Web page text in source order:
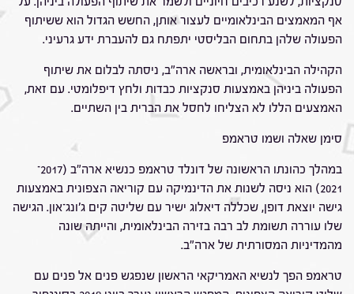
אף המאמצים הבינלאומיים לעצור אותן, החשש הגדול הוא ששיתוף
הפעולה שלהן בתחום הבליסטי יתפתח גם להעברת ידע גרעיני.
הקהילה הבינלאומית, ובראשה ארה"ב, ניסתה לבלום את שיתוף
הפעולה ביניהן באמצעות סנקציות כבדות ולחץ דיפלומטי. עם זאת,
האמצעים הללו לא הצליחו לחסל את הברית בין השתיים.
סימן שאלה ושמו טראמפ
במהלך כהונתו הראשונה של דונלד טראמפ כנשיא ארה"ב (2017־
2021) הוא ניסה לשנות את הדינמיקה עם קוריאה הצפונית באמצעות
גישה יוצאת דופן, שכללה דיאלוג ישיר עם שליטה קים ג'ונג־און. הגישה
שלו עוררה תשומת לב רבה בזירה הבינלאומית, והייתה שונה
מהמדיניות המסורתית של ארה"ב.
טראמפ הפך לנשיא האמריקאי הראשון שנפגש פנים אל פנים עם